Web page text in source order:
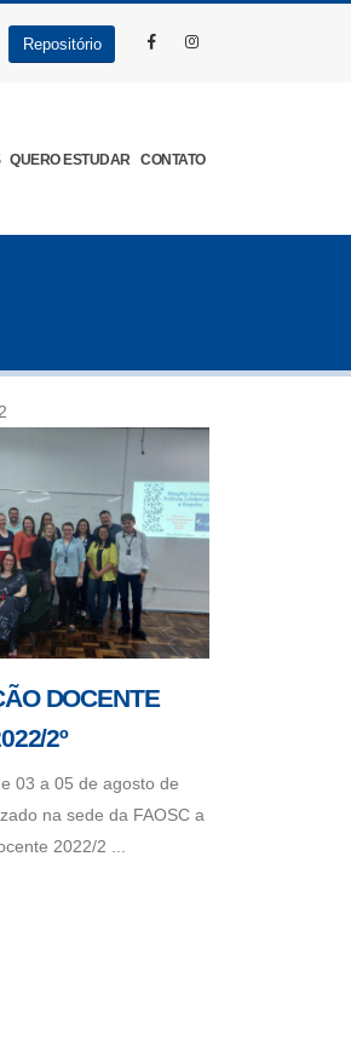
Repositório
QUERO ESTUDAR CONTATO
DOCENTE
2º
03 a 05 de agosto de
na sede da FAOSC a
2022/2 ...